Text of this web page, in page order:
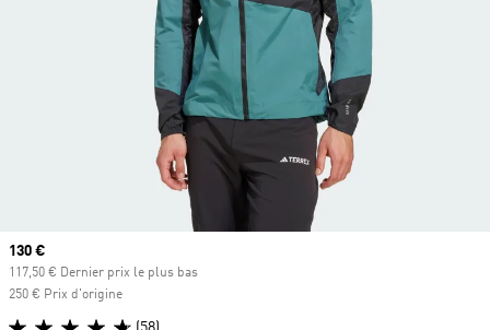
Prix actuel
130 €
117,50 € Dernier prix le plus bas
250 € Prix d'origine